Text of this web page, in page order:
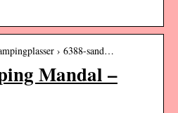
› 6388-sand…
Mandal –